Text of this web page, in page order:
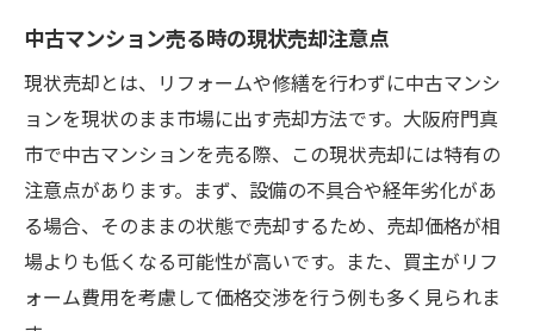
中古マンション売る時の現状売却注意点
現状売却とは、リフォームや修繕を行わずに中古マンシ
ョンを現状のまま市場に出す売却方法です。大阪府門真
市で中古マンションを売る際、この現状売却には特有の
注意点があります。まず、設備の不具合や経年劣化があ
る場合、そのままの状態で売却するため、売却価格が相
場よりも低くなる可能性が高いです。また、買主がリフ
ォーム費用を考慮して価格交渉を行う例も多く見られま